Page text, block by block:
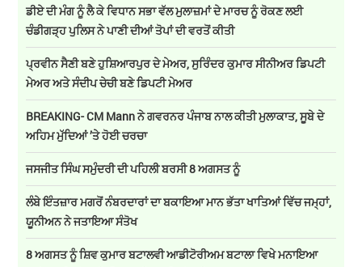
ਡੀਏ ਦੀ ਮੰਗ ਨੂੰ ਲੈ ਕੇ ਵਿਧਾਨ ਸਭਾ ਵੱਲ ਮੁਲਾਜ਼ਮਾਂ ਦੇ ਮਾਰਚ ਨੂੰ ਰੋਕਣ ਲਈ
ਚੰਡੀਗੜ੍ਹ ਪੁਲਿਸ ਨੇ ਪਾਣੀ ਦੀਆਂ ਤੋਪਾਂ ਦੀ ਵਰਤੋਂ ਕੀਤੀ
ਪ੍ਰਵੀਨ ਸੈਣੀ ਬਣੇ ਹੁਸ਼ਿਆਰਪੁਰ ਦੇ ਮੇਅਰ, ਸੁਰਿੰਦਰ ਕੁਮਾਰ ਸੀਨੀਅਰ ਡਿਪਟੀ
ਮੇਅਰ ਅਤੇ ਸੰਦੀਪ ਚੇਚੀ ਬਣੇ ਡਿਪਟੀ ਮੇਅਰ
BREAKING- CM Mann ਨੇ ਗਵਰਨਰ ਪੰਜਾਬ ਨਾਲ ਕੀਤੀ ਮੁਲਾਕਾਤ, ਸੂਬੇ ਦੇ
ਅਹਿਮ ਮੁੱਦਿਆਂ ’ਤੇ ਹੋਈ ਚਰਚਾ
ਜਸਜੀਤ ਸਿੰਘ ਸਮੁੰਦਰੀ ਦੀ ਪਹਿਲੀ ਬਰਸੀ 8 ਅਗਸਤ ਨੂੰ
ਲੰਬੇ ਇੰਤਜ਼ਾਰ ਮਗਰੋਂ ਨੰਬਰਦਾਰਾਂ ਦਾ ਬਕਾਇਆ ਮਾਨ ਭੱਤਾ ਖਾਤਿਆਂ ਵਿੱਚ ਜਮ੍ਹਾਂ,
ਯੂਨੀਅਨ ਨੇ ਜਤਾਇਆ ਸੰਤੋਖ
8 ਅਗਸਤ ਨੂੰ ਸ਼ਿਵ ਕੁਮਾਰ ਬਟਾਲਵੀ ਆਡੀਟੋਰੀਅਮ ਬਟਾਲਾ ਵਿਖੇ ਮਨਾਇਆ